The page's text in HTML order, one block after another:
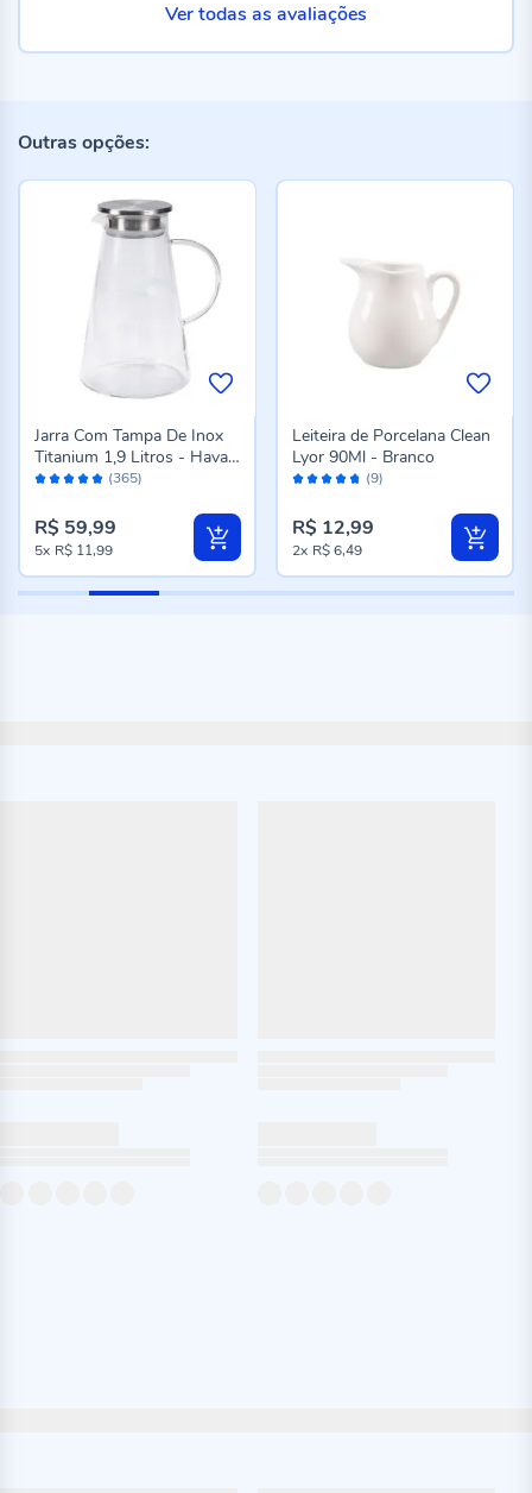
Ver todas as avaliações
Outras opções:
Avaliação: (365)
Jarra Com Tampa De Inox
Titanium 1,9 Litros - Havan
Casa
R$ 59,99
5x R$ 11,99
Avaliação: (9)
Leiteira de Porcelana Clean
Lyor 90Ml - Branco
R$ 12,99
2x R$ 6,49